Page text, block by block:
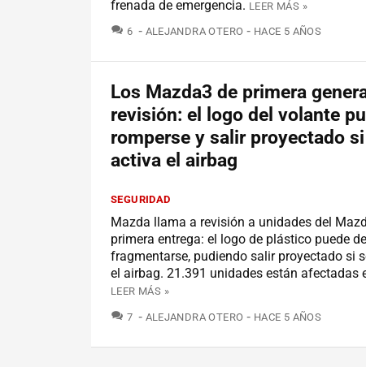
frenada de emergencia. LEER MÁS »
6 COMENTARIOS
ALEJANDRA OTERO HACE 5 AÑOS
Los Mazda3 de primera
revisión: el logo del volante
romperse y salir proyectado
activa el airbag
SEGURIDAD
Mazda llama a revisión a unidades del
primera entrega: el logo de plástico puede
fragmentarse, pudiendo salir proyectado si
el airbag. 21.391 unidades están afectadas
LEER MÁS »
7 COMENTARIOS
ALEJANDRA OTERO HACE 5 AÑOS